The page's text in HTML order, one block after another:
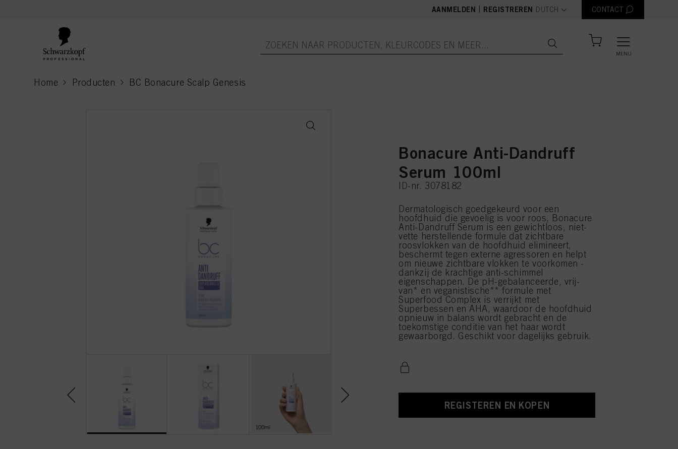
AANMELDEN REGISTREREN text.language
DUTCH CONTACT
MENU
Home Producten BC Bonacure Scalp Genesis
current page
Bonacure Anti-Dandruff
Serum 100ml
ID-nr. 3078182
Dermatologisch goedgekeurd voor een
hoofdhuid die gevoelig is voor roos, Bonacure
Anti-Dandruff Serum is een gewichtloos, niet-
vette herstellende formule dat zichtbare
roosvlokken van de hoofdhuid elimineert,
beschermt tegen externe agressoren en helpt
om nieuwe zichtbare vlokken te voorkomen -
dankzij de krachtige anti-schimmel
eigenschappen. De pH-gebalanceerde, vrij-
van* en veganistische** formule met
Superfood Complex is verrijkt met
Superbessen en AHA, waardoor de hoofdhuid
opnieuw in balans wordt gebracht en de
toekomstige conditie van het haar wordt
gewaarborgd. Geschikt voor dagelijks gebruik.
REGISTEREN EN KOPEN